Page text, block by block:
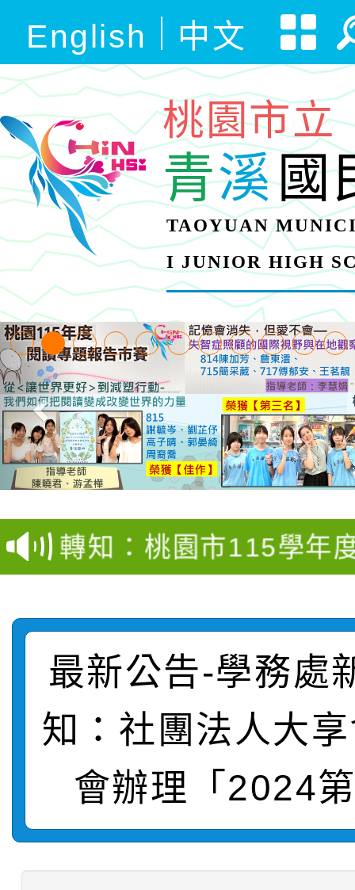
English 中文
桃園市立
青溪國
TAOYUAN
I JUNIOR HIGH
【甄選結果(第4招)】
學年度第1學期第9次代
結果(第4招)
【甄選結果(第12招)】
學年度第1學期第7次代
結果(第12招)
轉知：桃園市115學年
賽及師生本土語及新住
賽實施要點
轉知：「桃園市115學
比賽實施要點」
轉知：「115年金融知
動辦法」
轉知臺中市政府政風處
城市手牽手，綠能透明
轉知：「115學年度全
表
轉知：桃園市115年度
敬師藝文競賽』實施計
【甄選結果(第11招)】
學年度第1學期第7次代
【甄選結果(第3招)】
最新公告-學務處
知：社團法人大
會辦理「2024